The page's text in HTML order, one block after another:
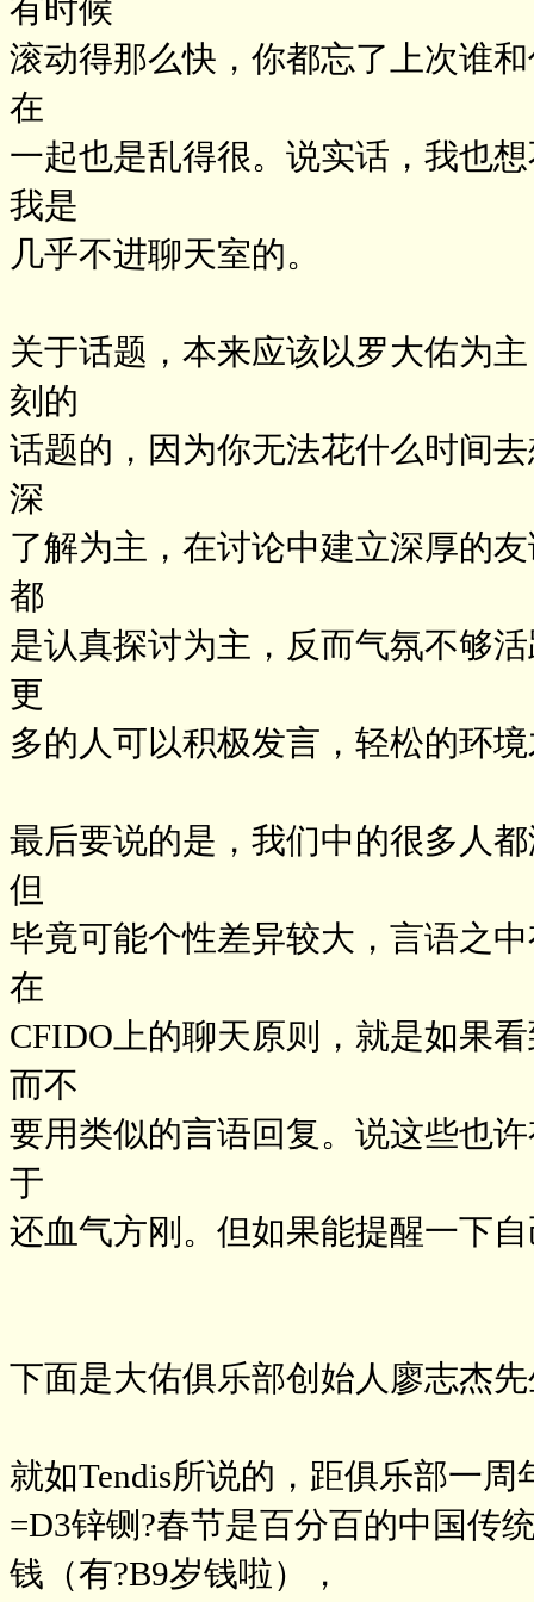
有时候
滚动得那么快，你都忘了上次谁
在
一起也是乱得很。说实话，我也
我是
几乎不进聊天室的。
关于话题，本来应该以罗大佑为
刻的
话题的，因为你无法花什么时间
深
了解为主，在讨论中建立深厚的
都
是认真探讨为主，反而气氛不够
更
多的人可以积极发言，轻松的环
最后要说的是，我们中的很多人
但
毕竟可能个性差异较大，言语之
在
CFIDO上的聊天原则，就是如果
而不
要用类似的言语回复。说这些也
于
还血气方刚。但如果能提醒一下
下面是大佑俱乐部创始人廖志杰
就如Tendis所说的，距俱乐部一
=D3锌铡?春节是百分百的中国传
钱（有?B9岁钱啦），